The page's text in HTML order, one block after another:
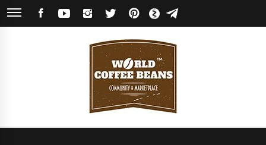
Skip
INSTAGRAM
TWITTERPINTEREST
ЯНДЕКСTELEGRAM
World